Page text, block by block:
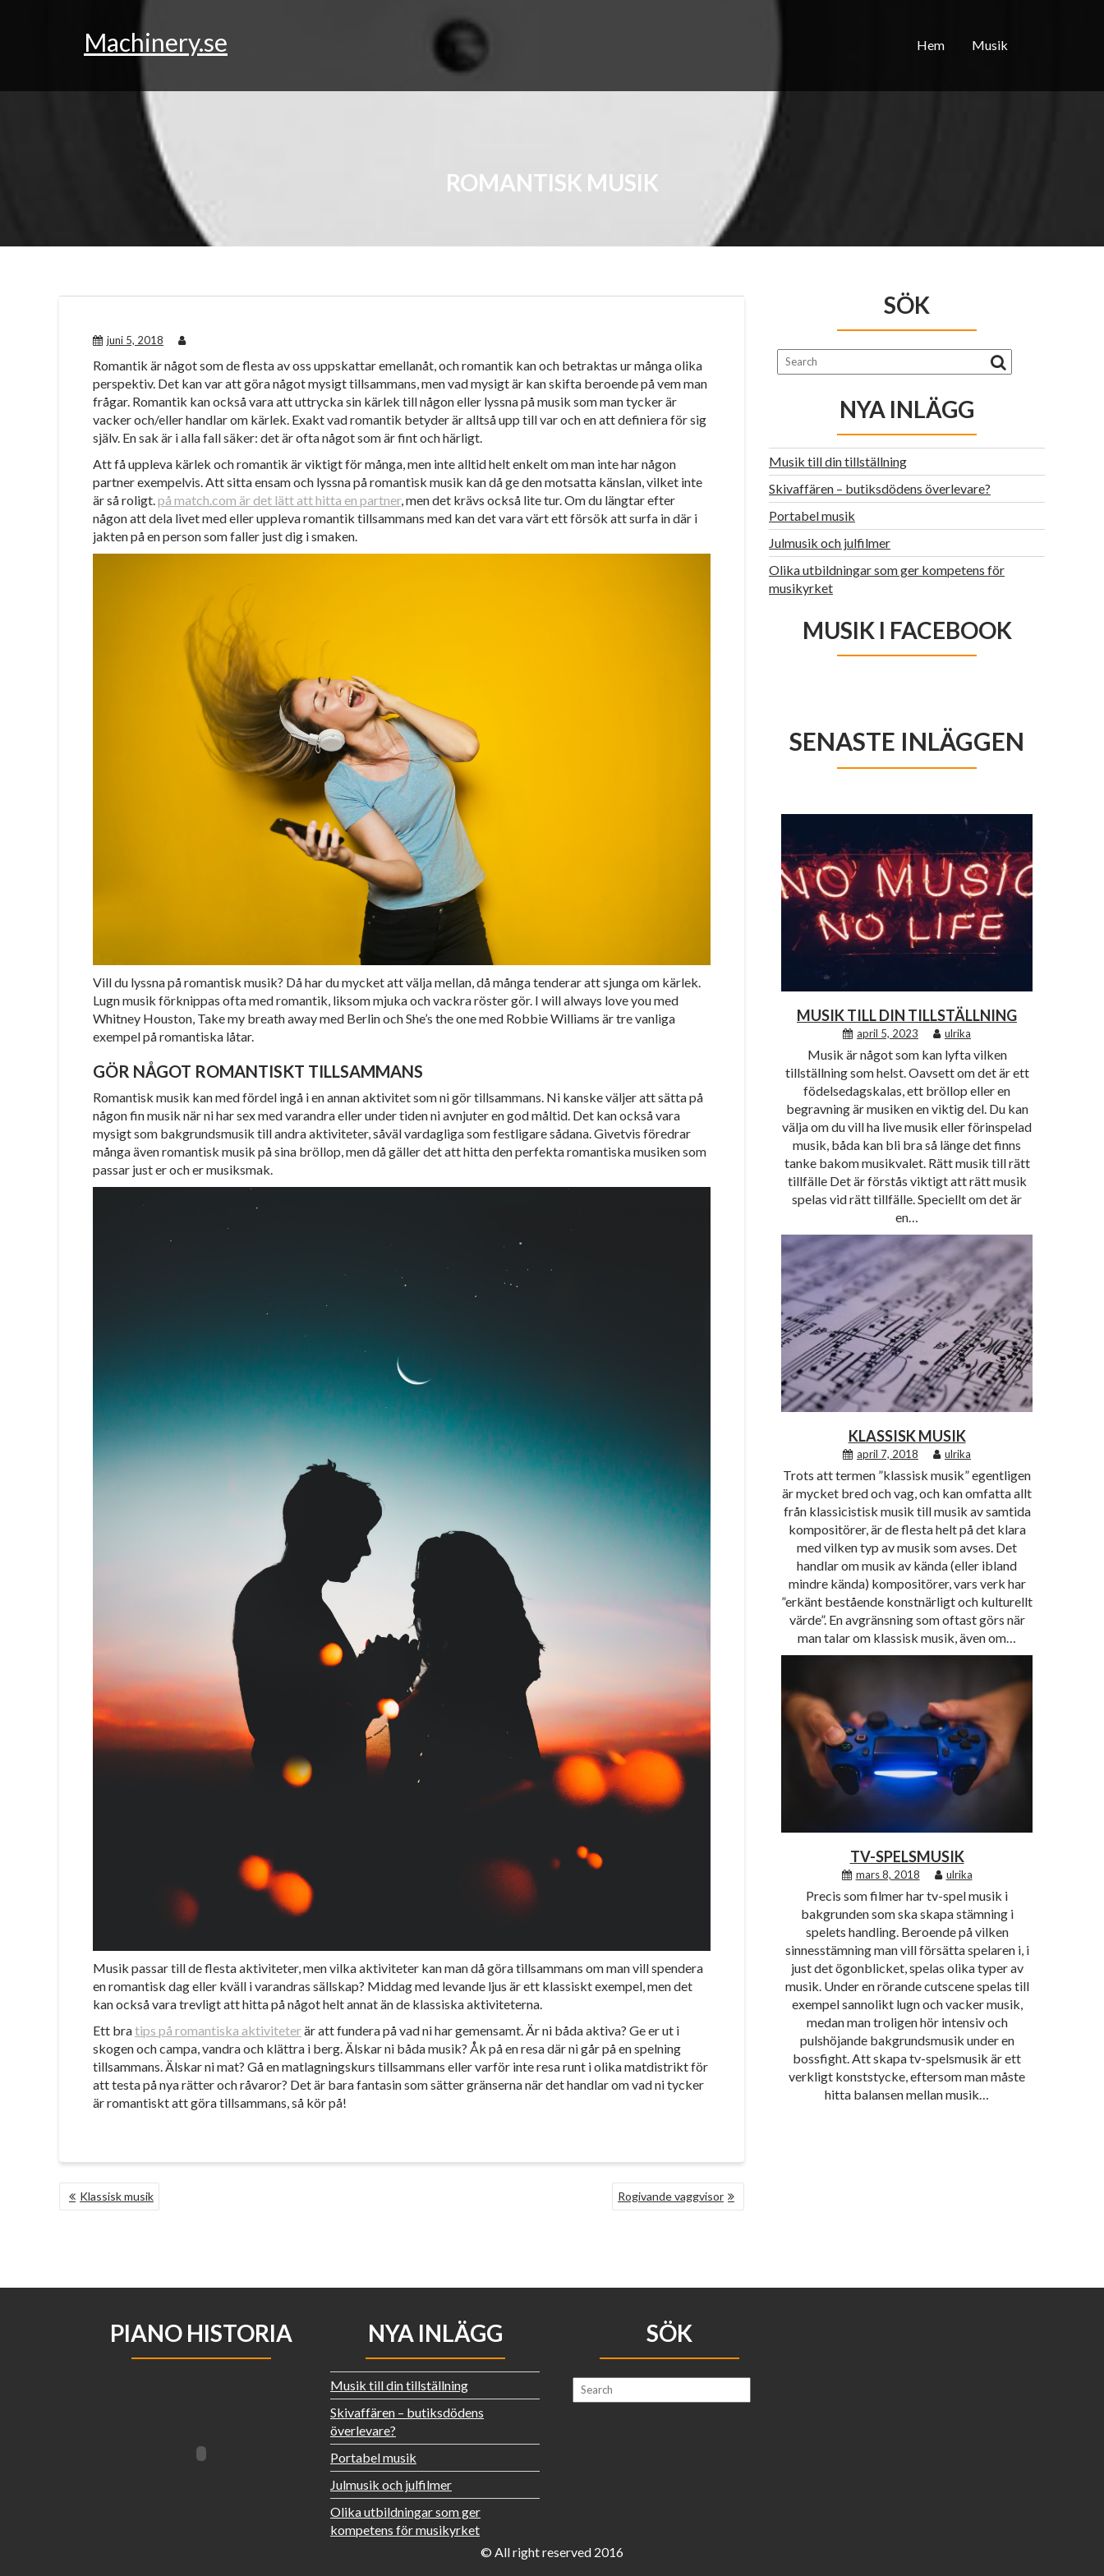
Machinery.se Hem Musik
ROMANTISK MUSIK
juni 5, 2018
Romantik är något som de flesta av oss uppskattar emellanåt, och romantik kan och betraktas ur många olika
perspektiv. Det kan var att göra något mysigt tillsammans, men vad mysigt är kan skifta beroende på vem man
frågar. Romantik kan också vara att uttrycka sin kärlek till någon eller lyssna på musik som man tycker är
vacker och/eller handlar om kärlek. Exakt vad romantik betyder är alltså upp till var och en att definiera för sig
själv. En sak är i alla fall säker: det är ofta något som är fint och härligt.
Att få uppleva kärlek och romantik är viktigt för många, men inte alltid helt enkelt om man inte har någon
partner exempelvis. Att sitta ensam och lyssna på romantisk musik kan då ge den motsatta känslan, vilket inte
är så roligt.på match.com är det lätt att hitta en partner, men det krävs också lite tur. Om du längtar efter
någon att dela livet med eller uppleva romantik tillsammans med kan det vara värt ett försök att surfa in där i
jakten på en person som faller just dig i smaken.
Vill du lyssna på romantisk musik? Då har du mycket att välja mellan, då många tenderar att sjunga om kärlek.
Lugn musik förknippas ofta med romantik, liksom mjuka och vackra röster gör. I will always love you med
Whitney Houston, Take my breath away med Berlin och She’s the one med Robbie Williams är tre vanliga
exempel på romantiska låtar.
GÖR NÅGOT ROMANTISKT TILLSAMMANS
Romantisk musik kan med fördel ingå i en annan aktivitet som ni gör tillsammans. Ni kanske väljer att sätta på
någon fin musik när ni har sex med varandra eller under tiden ni avnjuter en god måltid. Det kan också vara
mysigt som bakgrundsmusik till andra aktiviteter, såväl vardagliga som festligare sådana. Givetvis föredrar
många även romantisk musik på sina bröllop, men då gäller det att hitta den perfekta romantiska musiken som
passar just er och er musiksmak.
Musik passar till de flesta aktiviteter, men vilka aktiviteter kan man då göra tillsammans om man vill spendera
en romantisk dag eller kväll i varandras sällskap? Middag med levande ljus är ett klassiskt exempel, men det
kan också vara trevligt att hitta på något helt annat än de klassiska aktiviteterna.
Ett bratips på romantiska aktiviteterär att fundera på vad ni har gemensamt. Är ni båda aktiva? Ge er ut i
skogen och campa, vandra och klättra i berg. Älskar ni båda musik? Åk på en resa där ni går på en spelning
tillsammans. Älskar ni mat? Gå en matlagningskurs tillsammans eller varför inte resa runt i olika matdistrikt för
att testa på nya rätter och råvaror? Det är bara fantasin som sätter gränserna när det handlar om vad ni tycker
är romantiskt att göra tillsammans, så kör på!
INLÄGGSNAVIGERING
Klassisk musik Rogivande vaggvisor
SÖK
NYA INLÄGG
Musik till din tillställning
Skivaffären – butiksdödens överlevare?
Portabel musik
Julmusik och julfilmer
Olika utbildningar som ger kompetens för
musikyrket
MUSIK I FACEBOOK
SENASTE INLÄGGEN
MUSIK TILL DIN TILLSTÄLLNING
april 5, 2023 ulrika
Musik är något som kan lyfta vilken
tillställning som helst. Oavsett om det är ett
födelsedagskalas, ett bröllop eller en
begravning är musiken en viktig del. Du kan
välja om du vill ha live musik eller förinspelad
musik, båda kan bli bra så länge det finns
tanke bakom musikvalet. Rätt musik till rätt
tillfälle Det är förstås viktigt att rätt musik
spelas vid rätt tillfälle. Speciellt om det är
en…
KLASSISK MUSIK
april 7, 2018 ulrika
Trots att termen ”klassisk musik” egentligen
är mycket bred och vag, och kan omfatta allt
från klassicistisk musik till musik av samtida
kompositörer, är de flesta helt på det klara
med vilken typ av musik som avses. Det
handlar om musik av kända (eller ibland
mindre kända) kompositörer, vars verk har
”erkänt bestående konstnärligt och kulturellt
värde”. En avgränsning som oftast görs när
man talar om klassisk musik, även om…
TV-SPELSMUSIK
mars 8, 2018 ulrika
Precis som filmer har tv-spel musik i
bakgrunden som ska skapa stämning i
spelets handling. Beroende på vilken
sinnesstämning man vill försätta spelaren i, i
just det ögonblicket, spelas olika typer av
musik. Under en rörande cutscene spelas till
exempel sannolikt lugn och vacker musik,
medan man troligen hör intensiv och
pulshöjande bakgrundsmusik under en
bossfight. Att skapa tv-spelsmusik är ett
verkligt konststycke, eftersom man måste
hitta balansen mellan musik…
PIANO HISTORIA NYA INLÄGG
Musik till din tillställning
Skivaffären – butiksdödens
överlevare?
Portabel musik
Julmusik och julfilmer
Olika utbildningar som ger
kompetens för musikyrket
SÖK
© All right reserved 2016